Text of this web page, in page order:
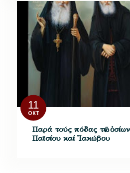
11
ΟΚΤ
Παρά τούς πόδας τῶν
Παϊσίου καί Ἰακώβου